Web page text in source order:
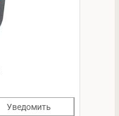
Уведомить